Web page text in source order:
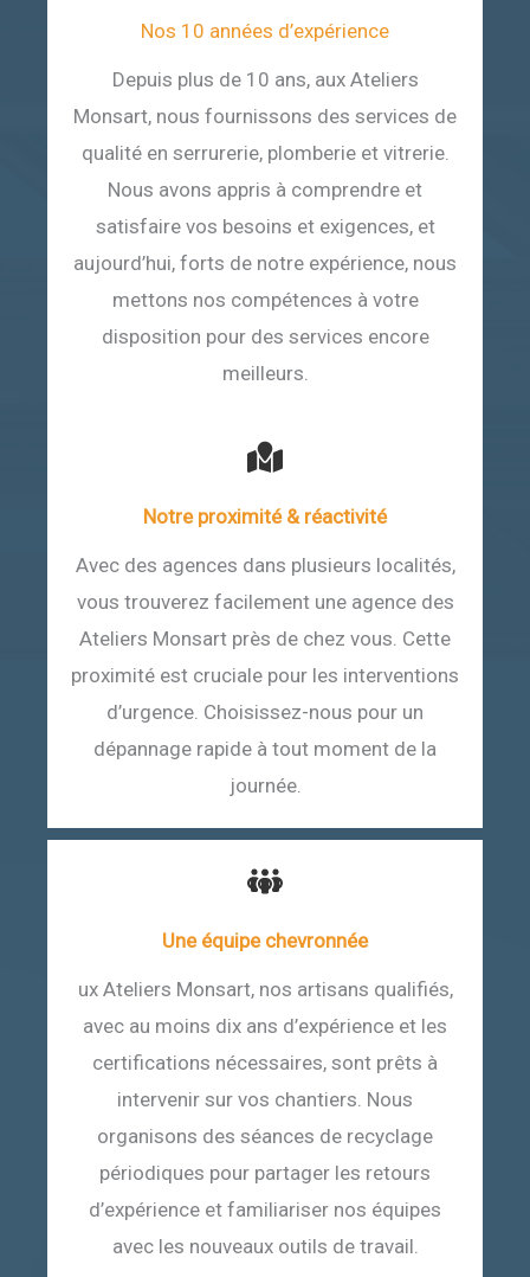
Nos 10 années d’expérience
Depuis plus de 10 ans, aux Ateliers
Monsart, nous fournissons des services de
qualité en serrurerie, plomberie et vitrerie.
Nous avons appris à comprendre et
satisfaire vos besoins et exigences, et
aujourd’hui, forts de notre expérience, nous
mettons nos compétences à votre
disposition pour des services encore
meilleurs.
Notre proximité & réactivité
Avec des agences dans plusieurs localités,
vous trouverez facilement une agence des
Ateliers Monsart près de chez vous. Cette
proximité est cruciale pour les interventions
d’urgence. Choisissez-nous pour un
dépannage rapide à tout moment de la
journée.
Une équipe chevronnée
ux Ateliers Monsart, nos artisans qualifiés,
avec au moins dix ans d’expérience et les
certifications nécessaires, sont prêts à
intervenir sur vos chantiers. Nous
organisons des séances de recyclage
périodiques pour partager les retours
d’expérience et familiariser nos équipes
avec les nouveaux outils de travail.